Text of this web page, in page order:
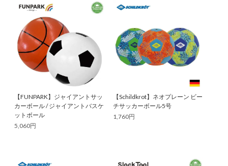
【FUNPARK】ジャイアントサッ
カーボール / ジャイアントバスケ
ットボール
5,060円
【Schildkrot】ネオプレーン ビー
チサッカーボール5号
1,760円